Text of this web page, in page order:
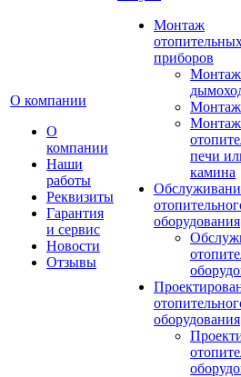
О компании
О
компании
Наши
работы
Реквизиты
Гарантия
и сервис
Новости
Отзывы
Монтаж
приборов
Монтаж
Монтаж
печи
камина
оборудования
оборудования